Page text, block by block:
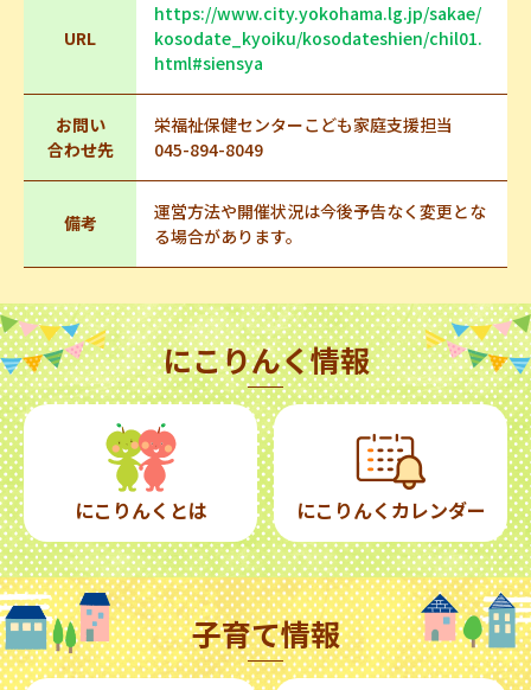
URL
https://www.city.yokohama.lg.jp/sakae/
kosodate_kyoiku/kosodateshien/chil01.
html#siensya
お問い
合わせ先
栄福祉保健センターこども家庭支援担当
045-894-8049
備考
運営方法や開催状況は今後予告なく変更とな
る場合があります。
にこりんく情報
にこりんくとは にこりんくカレンダー
子育て情報